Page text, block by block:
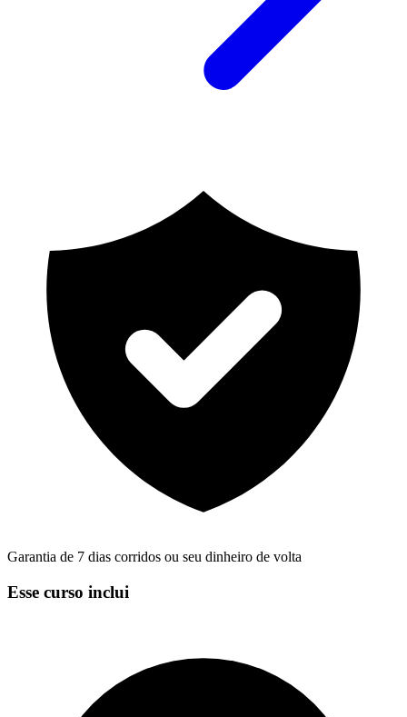
Garantia de 7 dias corridos ou seu dinheiro de volta
Esse curso inclui